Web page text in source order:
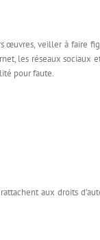
œuvres, veiller à faire
les réseaux sociaux
pour faute.
aux droits